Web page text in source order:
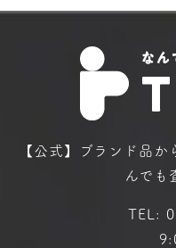
【公式】ブランド品か
んでも
TEL: